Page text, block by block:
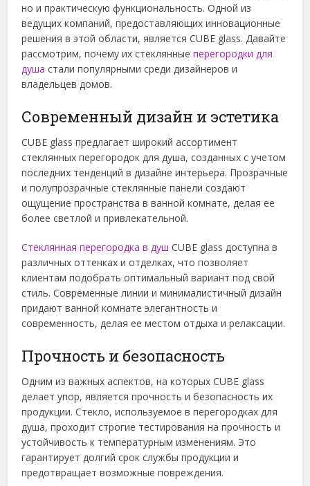
но и практическую функциональность. Одной из
ведущих компаний, предоставляющих инновационные
решения в этой области, является CUBE glass. Давайте
рассмотрим, почему их стеклянныеперегородки для
душа стали популярными среди дизайнеров и
владельцев домов.
Современный дизайн и эстетика
CUBE glass предлагает широкий ассортимент
стеклянных перегородок для душа, созданных с учетом
последних тенденций в дизайне интерьера. Прозрачные
и полупрозрачные стеклянные панели создают
ощущение пространства в ванной комнате, делая ее
более светлой и привлекательной.
Стеклянная перегородка в душ CUBE glass доступна в
различных оттенках и отделках, что позволяет
клиентам подобрать оптимальный вариант под свой
стиль. Современные линии и минималистичный дизайн
придают ванной комнате элегантность и
современность, делая ее местом отдыха и релаксации.
Прочность и безопасность
Одним из важных аспектов, на которых CUBE glass
делает упор, является прочность и безопасность их
продукции. Стекло, используемое в перегородках для
душа, проходит строгие тестирования на прочность и
устойчивость к температурным изменениям. Это
гарантирует долгий срок службы продукции и
предотвращает возможные повреждения.